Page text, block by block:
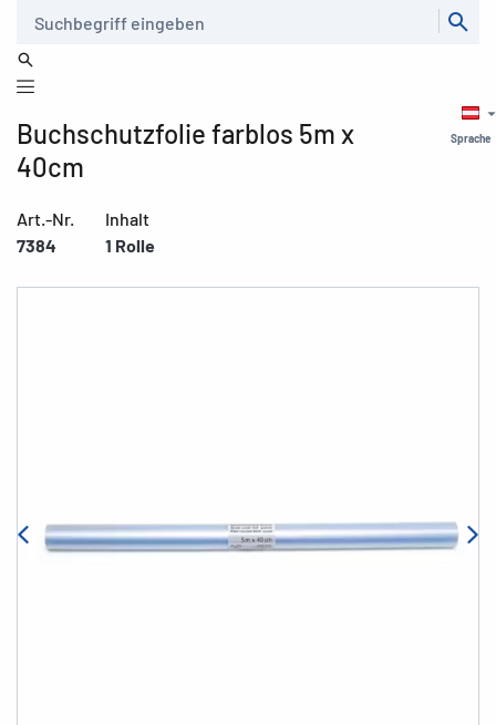
Sprache
Buchschutzfolie farblos 5m x
40cm
Art.-Nr.
7384
Inhalt
1 Rolle